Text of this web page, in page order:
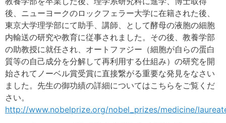
後、ニューヨークのロックフェラー大学に在籍された後、
東京大学理学部にて助手、講師、として酵母の液胞の細胞
内輸送の研究や教育に従事されました。その後、教養学部
の助教授に就任され、オートファジー（細胞が自らの蛋白
質等の自己成分を分解して再利用する仕組み）の研究を開
始されてノーベル賞受賞に直接繋がる重要な発見をなさい
ました。先生の御功績の詳細についてはこちらをご覧くだ
さい。
http://www.nobelprize.org/nobel_prizes/medicine/